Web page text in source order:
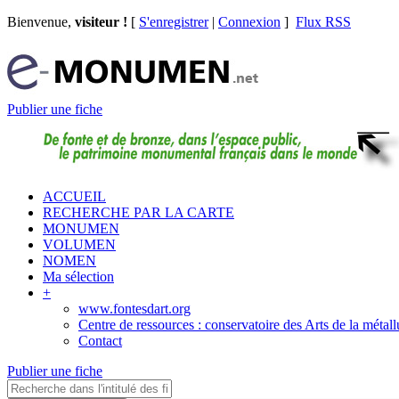
Bienvenue, visiteur ! [ S'enregistrer| Connexion ] Flux RSS
Publier une fiche
ACCUEIL
RECHERCHE PAR LA CARTE
MONUMEN
VOLUMEN
NOMEN
Ma sélection
+
www.fontesdart.org
Centre de ressources : conservatoire des Arts de la
Contact
Publier une fiche